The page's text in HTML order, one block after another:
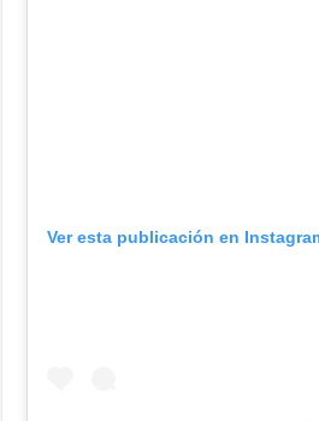
Ver esta publicación en